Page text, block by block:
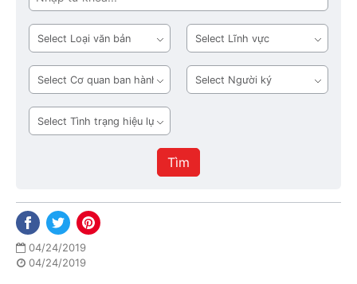
Loại
văn
bản
Lĩnh
vực
Cơ
quan
ban
hành
Người
ký
Tình
trạng
Tìm
04/24/2019
04/24/2019